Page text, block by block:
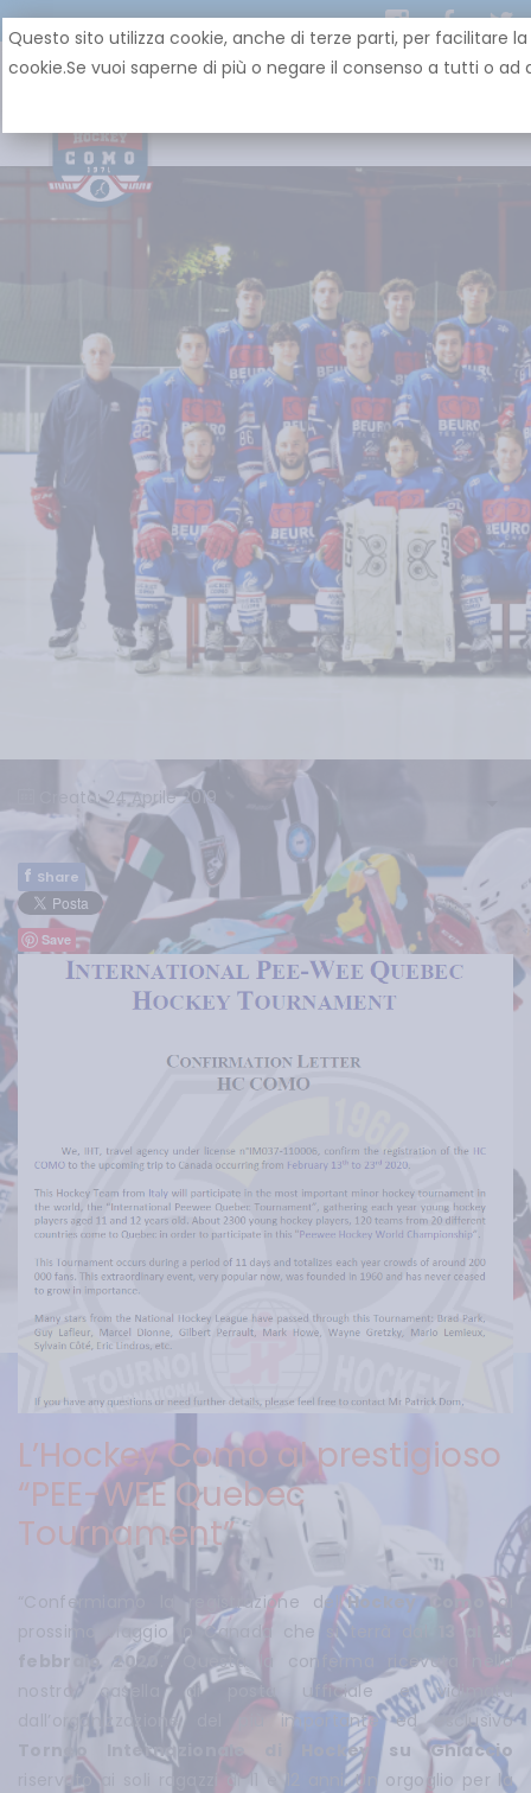
Creato: 24 Aprile 2019
f Share
Save
L’Hockey Como al prestigioso
“PEE-WEE Quebec
Tournament”
“Confermiamo la registrazione dell'Hockey Como al
prossimo viaggio in Canada che si terrà dal
13 al 23
febbraio 2020
.” Questa la conferma ricevuta nella
nostra casella di posta ufficiale e vidimata
dall’organizzazione del più importante ed esclusivo
Torneo Internazionale di Hockey su Ghiaccio
riservato ai soli ragazzi di 11 e 12 anni. Un orgoglio per la
Questo sito utilizza cookie, anche di terze parti, per facilitare
cookie.Se vuoi saperne di più o negare il consenso a tutti o ad